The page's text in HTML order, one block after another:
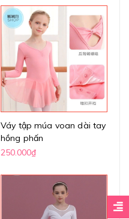
Váy tập múa voan dài tay
hồng phấn
250.000₫